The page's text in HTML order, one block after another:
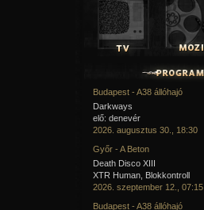
Budapest - A38 állóhajó
Darkways
elő: denevér
2026. augusztus 30., 18:30
Győr - A Beton
Death Disco XIII
XTR Human, Blokkontroll
2026. szeptember 12., 07:15
Budapest - A38 állóhajó